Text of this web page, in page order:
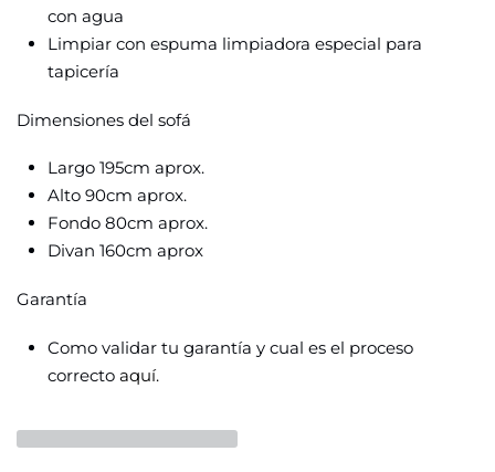
con agua
Limpiar con espuma limpiadora especial para
tapicería
Dimensiones del sofá
Largo 195cm aprox.
Alto 90cm aprox.
Fondo 80cm aprox.
Divan 160cm aprox
Garantía
Como validar tu garantía y cual es el proceso
correctoaquí.